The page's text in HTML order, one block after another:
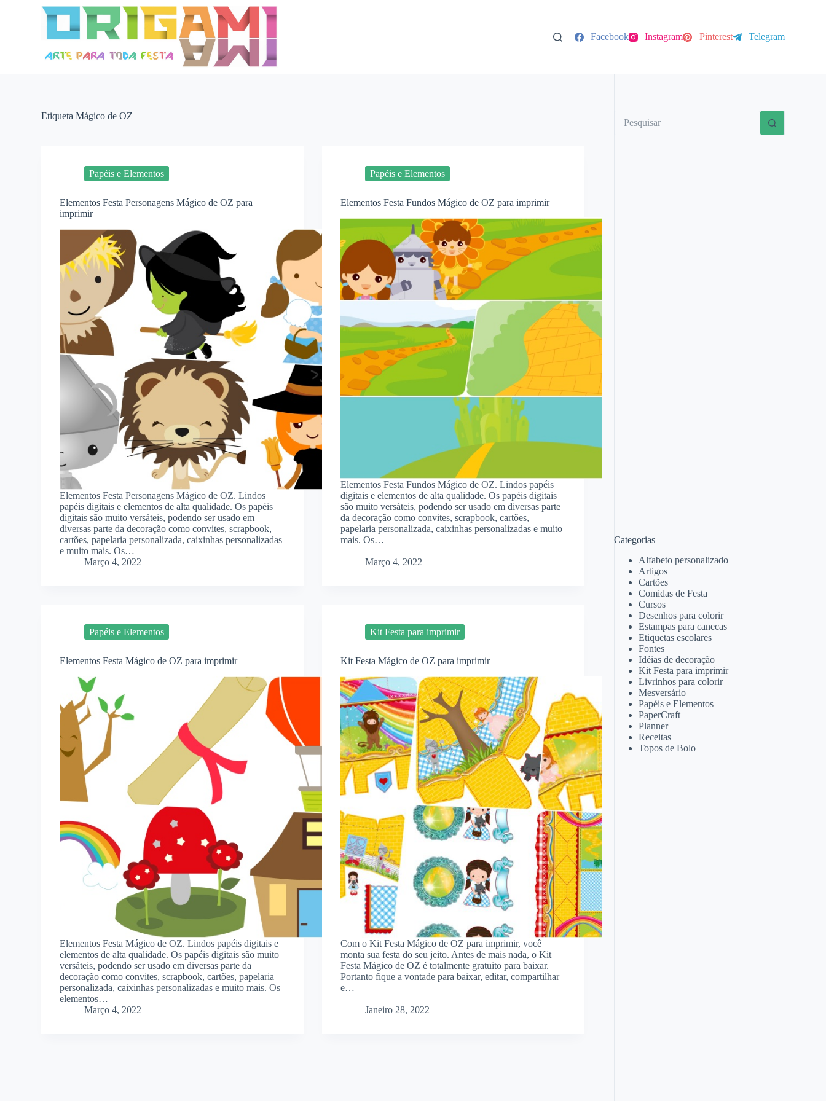
Facebook Instagram Pinterest Telegram
Etiqueta Mágico de OZ
Papéis e Elementos
Elementos Festa Personagens Mágico de OZ para
imprimir
Elementos Festa Personagens Mágico de OZ. Lindos
papéis digitais e elementos de alta qualidade. Os papéis
digitais são muito versáteis, podendo ser usado em
diversas parte da decoração como convites, scrapbook,
cartões, papelaria personalizada, caixinhas personalizadas
e muito mais. Os…
Março 4, 2022
Papéis e Elementos
Elementos Festa Fundos Mágico de OZ para imprimir
Elementos Festa Fundos Mágico de OZ. Lindos papéis
digitais e elementos de alta qualidade. Os papéis digitais
são muito versáteis, podendo ser usado em diversas parte
da decoração como convites, scrapbook, cartões,
papelaria personalizada, caixinhas personalizadas e muito
mais. Os…
Março 4, 2022
Papéis e Elementos
Elementos Festa Mágico de OZ para imprimir
Elementos Festa Mágico de OZ. Lindos papéis digitais e
elementos de alta qualidade. Os papéis digitais são muito
versáteis, podendo ser usado em diversas parte da
decoração como convites, scrapbook, cartões, papelaria
personalizada, caixinhas personalizadas e muito mais. Os
elementos…
Março 4, 2022
Kit Festa para imprimir
Kit Festa Mágico de OZ para imprimir
Com o Kit Festa Mágico de OZ para imprimir, você
monta sua festa do seu jeito. Antes de mais nada, o Kit
Festa Mágico de OZ é totalmente gratuito para baixar.
Portanto fique a vontade para baixar, editar, compartilhar
e…
Janeiro 28, 2022
Categorias
Alfabeto personalizado
Artigos
Cartões
Comidas de Festa
Cursos
Desenhos para colorir
Estampas para canecas
Etiquetas escolares
Fontes
Idéias de decoração
Kit Festa para imprimir
Livrinhos para colorir
Mesversário
Papéis e Elementos
PaperCraft
Planner
Receitas
Topos de Bolo